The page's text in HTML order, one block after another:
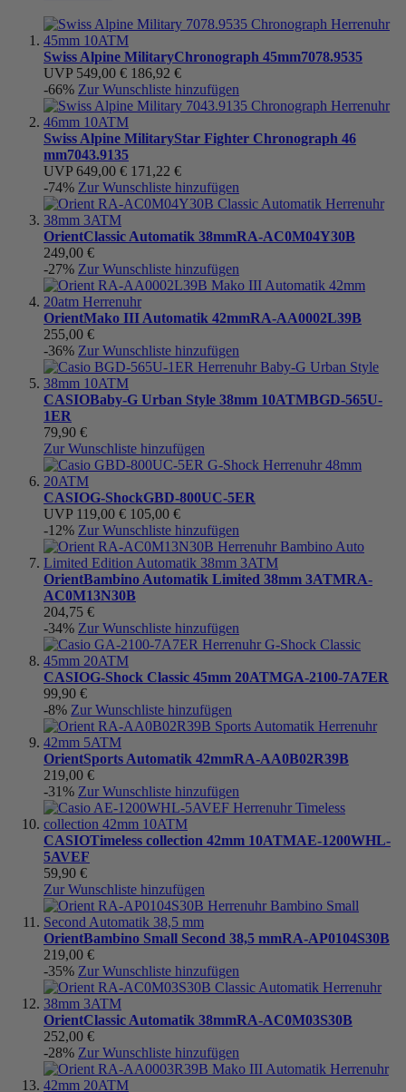
Swiss Alpine MilitaryChronograph 45mm7078.9535
UVP 549,00 € 186,92 €
-66% Zur Wunschliste hinzufügen
Swiss Alpine MilitaryStar Fighter Chronograph 46
mm7043.9135
UVP 649,00 € 171,22 €
-74% Zur Wunschliste hinzufügen
OrientClassic Automatik 38mmRA-AC0M04Y30B
249,00 €
-27% Zur Wunschliste hinzufügen
OrientMako III Automatik 42mmRA-AA0002L39B
255,00 €
-36% Zur Wunschliste hinzufügen
CASIOBaby-G Urban Style 38mm 10ATMBGD-565U-
1ER
79,90 €
Zur Wunschliste hinzufügen
CASIOG-ShockGBD-800UC-5ER
UVP 119,00 € 105,00 €
-12% Zur Wunschliste hinzufügen
OrientBambino Automatik Limited 38mm 3ATMRA-
AC0M13N30B
204,75 €
-34% Zur Wunschliste hinzufügen
CASIOG-Shock Classic 45mm 20ATMGA-2100-7A7ER
99,90 €
-8% Zur Wunschliste hinzufügen
OrientSports Automatik 42mmRA-AA0B02R39B
219,00 €
-31% Zur Wunschliste hinzufügen
CASIOTimeless collection 42mm 10ATMAE-1200WHL-
5AVEF
59,90 €
Zur Wunschliste hinzufügen
OrientBambino Small Second 38,5 mmRA-AP0104S30B
219,00 €
-35% Zur Wunschliste hinzufügen
OrientClassic Automatik 38mmRA-AC0M03S30B
252,00 €
-28% Zur Wunschliste hinzufügen